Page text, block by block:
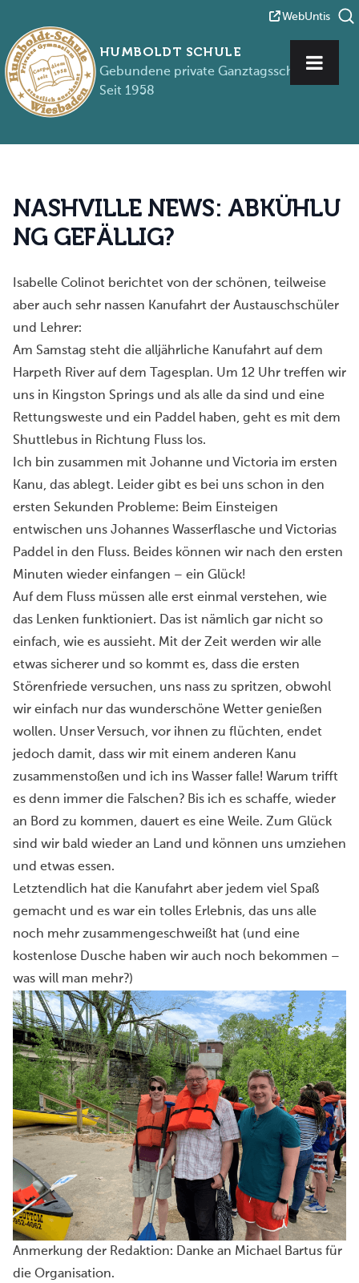
WebUntis
HUMBOLDT SCHULE
Gebundene private Ganztagsschule
Seit 1958
NASHVILLE NEWS: ABKÜHLU
NG GEFÄLLIG?
Isabelle Colinot berichtet von der schönen, teilweise
aber auch sehr nassen Kanufahrt der Austauschschüler
und Lehrer:
Am Samstag steht die alljährliche Kanufahrt auf dem
Harpeth River auf dem Tagesplan. Um 12 Uhr treffen wir
uns in Kingston Springs und als alle da sind und eine
Rettungsweste und ein Paddel haben, geht es mit dem
Shuttlebus in Richtung Fluss los.
Ich bin zusammen mit Johanne und Victoria im ersten
Kanu, das ablegt. Leider gibt es bei uns schon in den
ersten Sekunden Probleme: Beim Einsteigen
entwischen uns Johannes Wasserflasche und Victorias
Paddel in den Fluss. Beides können wir nach den ersten
Minuten wieder einfangen – ein Glück!
Auf dem Fluss müssen alle erst einmal verstehen, wie
das Lenken funktioniert. Das ist nämlich gar nicht so
einfach, wie es aussieht. Mit der Zeit werden wir alle
etwas sicherer und so kommt es, dass die ersten
Störenfriede versuchen, uns nass zu spritzen, obwohl
wir einfach nur das wunderschöne Wetter genießen
wollen. Unser Versuch, vor ihnen zu flüchten, endet
jedoch damit, dass wir mit einem anderen Kanu
zusammenstoßen und ich ins Wasser falle! Warum trifft
es denn immer die Falschen? Bis ich es schaffe, wieder
an Bord zu kommen, dauert es eine Weile. Zum Glück
sind wir bald wieder an Land und können uns umziehen
und etwas essen.
Letztendlich hat die Kanufahrt aber jedem viel Spaß
gemacht und es war ein tolles Erlebnis, das uns alle
noch mehr zusammengeschweißt hat (und eine
kostenlose Dusche haben wir auch noch bekommen –
was will man mehr?)
Anmerkung der Redaktion: Danke an Michael Bartus für
die Organisation.